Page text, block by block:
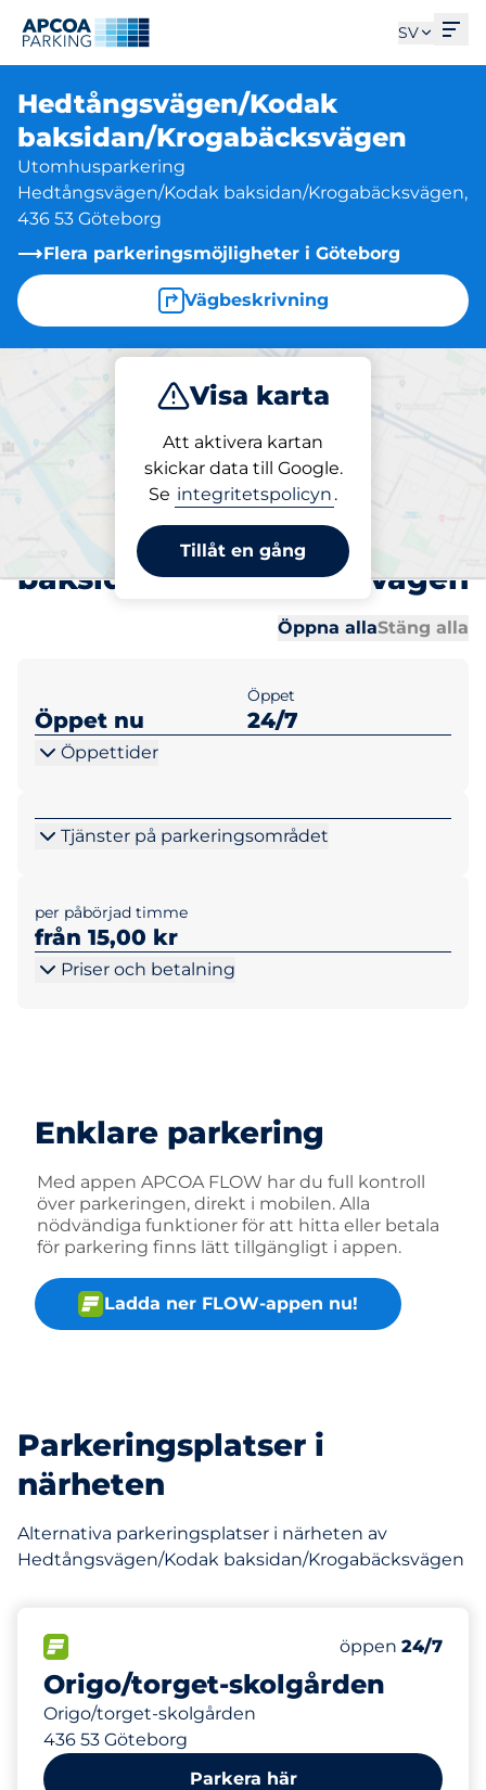
SV
Hedtångsvägen/Kodak
baksidan/Krogabäcksvägen
Utomhusparkering
Hedtångsvägen/Kodak baksidan/Krogabäcksvägen,
436 53 Göteborg
Flera parkeringsmöjligheter i Göteborg
Vägbeskrivning
Visa karta
Att aktivera kartan
skickar data till Google.
Se integritetspolicyn .
Tillåt en gång
Parkera
Parkering på plats
Hedtångsvägen/Kodak
baksidan/Krogabäcksvägen
Öppna allaStäng alla
Öppet nu
Öppet
24/7
Öppettider
Tjänster på parkeringsområdet
per påbörjad timme
från 15,00 kr
Priser och betalning
Enklare parkering
Med appen APCOA FLOW har du full kontroll
över parkeringen, direkt i mobilen. Alla
nödvändiga funktioner för att hitta eller betala
för parkering finns lätt tillgängligt i appen.
Ladda ner FLOW-appen nu!
Parkeringsplatser i
närheten
Alternativa parkeringsplatser i närheten av
Hedtångsvägen/Kodak baksidan/Krogabäcksvägen
Origo/torget-skolgården
Origo/torget-skolgården
436 53 Göteborg
Lördag
öppen 24/7
78 m
Parkera här